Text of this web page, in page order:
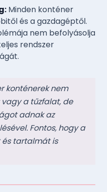
Minden konténer
és a gazdagéptől.
nem befolyásolja
rendszer
konténerek nem
a tűzfalat, de
adnak az
Fontos, hogy a
és tartalmát is